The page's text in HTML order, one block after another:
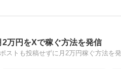
万円をXで稼ぐ方法を発信
ストも投稿せずに月2万円稼ぐ方法を発